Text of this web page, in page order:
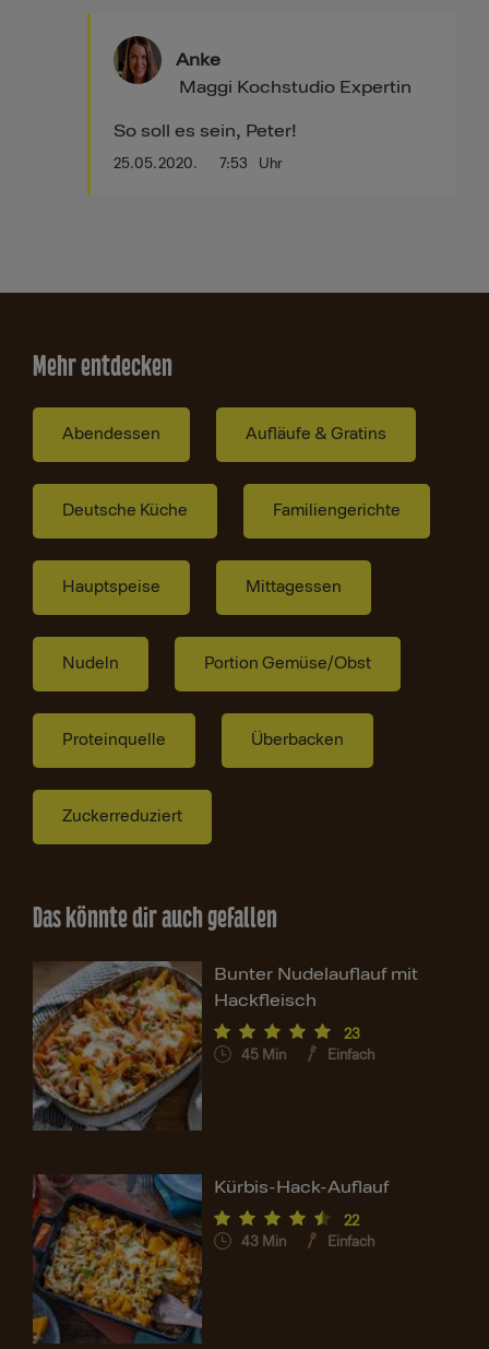
Anke
25.05.2020. 7:53 Uhr
Maggi Kochstudio Expertin
So soll es sein, Peter!
Mehr entdecken
Abendessen Aufläufe & Gratins
Deutsche Küche Familiengerichte
Hauptspeise Mittagessen
Nudeln Portion Gemüse/Obst
Proteinquelle Überbacken
Zuckerreduziert
Das könnte dir auch gefallen
Bunter Nudelauflauf mit
Hackfleisch
23
45 Min Einfach
Kürbis-Hack-Auflauf
22
43 Min Einfach